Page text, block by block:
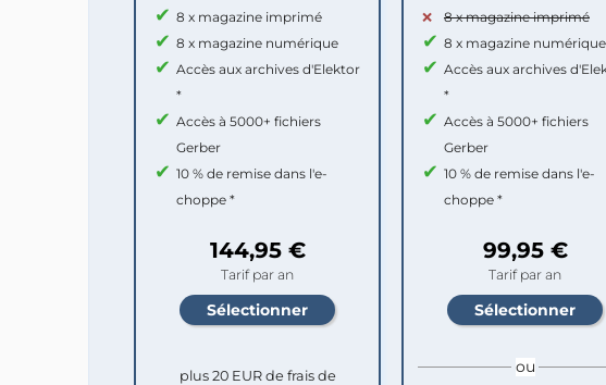
8 x magazine imprimé
8 x magazine numérique
Accès aux archives d'Elektor
*
Accès à 5000+ fichiers
Gerber
10 % de remise dans l'e-
choppe *
144,95 €
Tarif par an
plus 20 EUR de frais de
8 x magazine imprimé
8 x magazine numérique
Accès aux archives
*
Accès à 5000+ fichiers
Gerber
10 % de remise dans l'e-
choppe *
99,95 €
Tarif par an
ou